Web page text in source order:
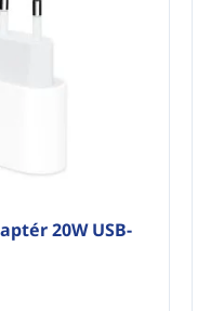
20W USB-